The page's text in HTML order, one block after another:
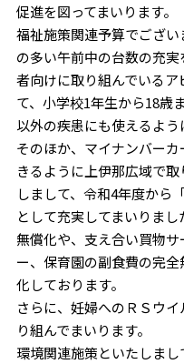
促進を図ってまいります。
福祉施策関連予算でござ
の多い午前中の台数の充
者向けに取り組んでいる
て、小学校1年生から18歳
以外の疾患にも使えるよう
そのほか、マイナンバー
きるように上伊那広域で
しまして、令和4年度から
として充実してまいりま
無償化や、支え合い買物
ー、保育園の副食費の完
化しております。
さらに、妊婦へのＲＳウ
り組んでまいります。
環境関連施策といたしま